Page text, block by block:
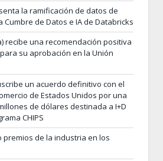
la ramificación de datos de
de Datos e IA de Databricks
recibe una recomendación positiva
su aprobación en la Unión
un acuerdo definitivo con el
de Estados Unidos por una
de dólares destinada a I+D
CHIPS
premios de la industria en los